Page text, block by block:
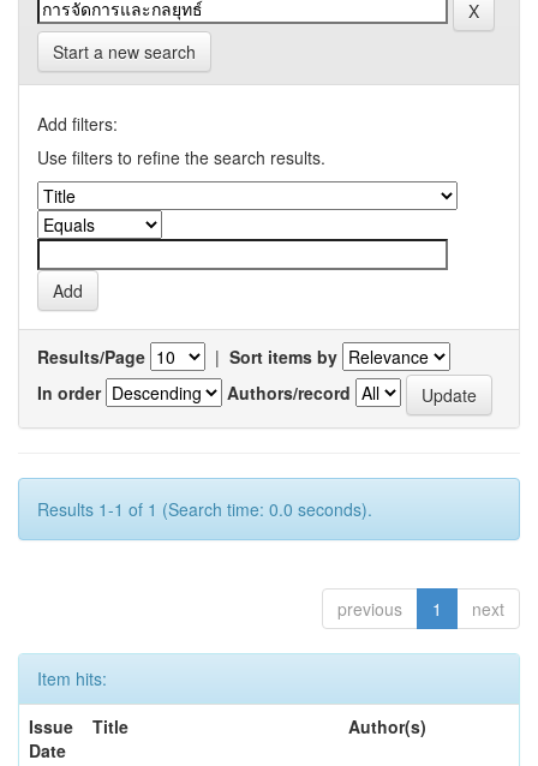
Start a new search
Add filters:
Use filters to refine the search results.
Results/Page | Sort items by
In order
Authors/record
Results 1-1 of 1 (Search time: 0.0 seconds).
previous 1 next
Item hits:
Issue
Date
Title Author(s)